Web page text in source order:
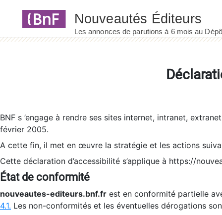
BNF s ’engage à rendre ses sites internet, intranet,
février 2005.
A cette fin, il met en œuvre la stratégie et les actions
Cette déclaration d’accessibilité s’applique à https://
État de conformité
nouveautes-editeurs.bnf.fr est en conformité partielle
4.1. Les non-conformités et les éventuelles dérogations